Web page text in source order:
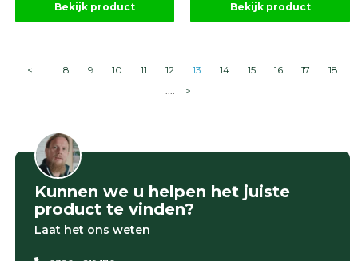
Bekijk product Bekijk product
< .... 8 9 10 11 12 13 14 15 16 17
18
....
>
Kunnen we u helpen het juiste
product te vinden?
Laat het ons weten